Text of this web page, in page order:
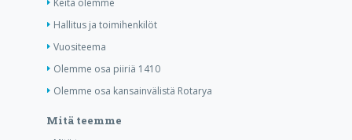
Keitä olemme
Hallitus ja toimihenkilöt
Vuositeema
Olemme osa piiriä 1410
Olemme osa kansainvälistä Rotarya
Mitä teemme